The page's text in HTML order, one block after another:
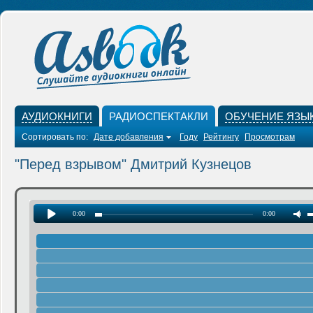
АУДИОКНИГИ РАДИОСПЕКТАКЛИ ОБУЧЕНИЕ
Сортировать по: Дате добавления Году Рейтингу Просмотрам
"Перед взрывом" Дмитрий Кузнецов
0:00 0:00